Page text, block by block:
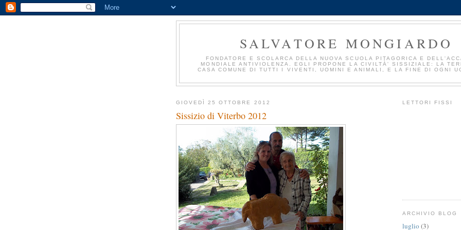
SALVATORE MONGIARDO
FONDATORE E SCOLARCA DELLA NUOVA SCUOLA PITAGORICA E
MONDIALE ANTIVIOLENZA. EGLI PROPONE LA CIVILTÀ' SISSIZIALE: LA
CASA COMUNE DI TUTTI I VIVENTI, UOMINI E ANIMALI, E LA FINE DI OGNI
GIOVEDÌ 25 OTTOBRE 2012
Sissizio di Viterbo 2012
LETTORI FISSI
ARCHIVIO BLOG
luglio (3)